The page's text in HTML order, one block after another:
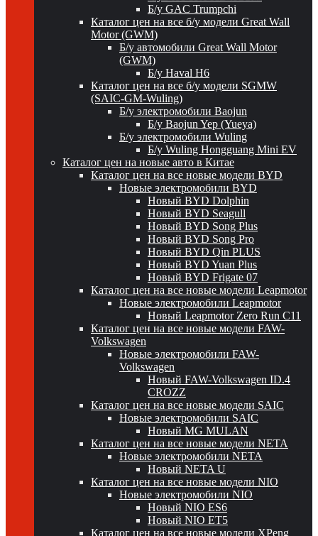
Б/у GAC Trumpchi
Каталог цен на все б/у модели Great Wall
Motor (GWM)
Б/у автомобили Great Wall Motor
(GWM)
Б/у Haval H6
Каталог цен на все б/у модели SGMW
(SAIC-GM-Wuling)
Б/у электромобили Baojun
Б/у Baojun Yep (Yueya)
Б/у электромобили Wuling
Б/у Wuling Hongguang Mini EV
Каталог цен на новые авто в Китае
Каталог цен на все новые модели BYD
Новые электромобили BYD
Новый BYD Dolphin
Новый BYD Seagull
Новый BYD Song Plus
Новый BYD Song Pro
Новый BYD Qin PLUS
Новый BYD Yuan Plus
Новый BYD Frigate 07
Каталог цен на все новые модели Leapmotor
Новые электромобили Leapmotor
Новый Leapmotor Zero Run C11
Каталог цен на все новые модели FAW-
Volkswagen
Новые электромобили FAW-
Volkswagen
Новый FAW-Volkswagen ID.4
CROZZ
Каталог цен на все новые модели SAIC
Новые электромобили SAIC
Новый MG MULAN
Каталог цен на все новые модели NETA
Новые электромобили NETA
Новый NETA U
Каталог цен на все новые модели NIO
Новые электромобили NIO
Новый NIO ES6
Новый NIO ET5
Каталог цен на все новые модели XPeng